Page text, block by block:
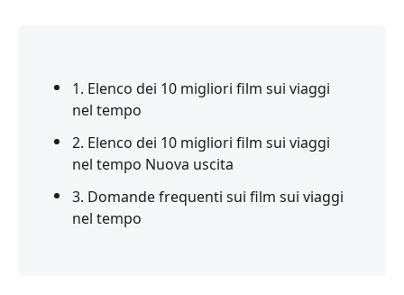
1. Elenco dei 10 migliori film sui viaggi
nel tempo
2. Elenco dei 10 migliori film sui viaggi
nel tempo Nuova uscita
3. Domande frequenti sui film sui viaggi
nel tempo